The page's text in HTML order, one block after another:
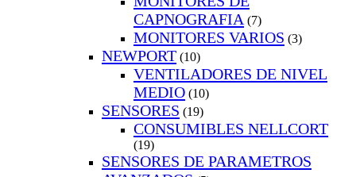
CAPNOGRAFIA (7)
MONITORES VARIOS (3)
NEWPORT (10)
VENTILADORES DE NIVEL
MEDIO (10)
SENSORES (19)
CONSUMIBLES NELLCORT
(19)
SENSORES DE PARAMETROS